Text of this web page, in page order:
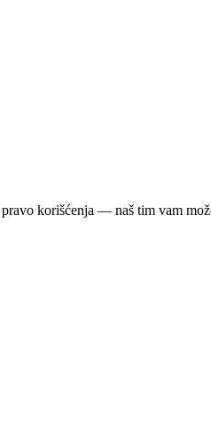
korišćenja — naš tim vam